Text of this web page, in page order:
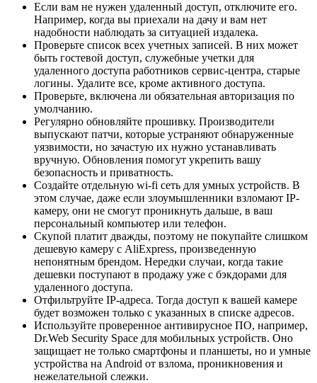
Если вам не нужен удаленный доступ, отключите его.
Например, когда вы приехали на дачу и вам нет
надобности наблюдать за ситуацией издалека.
Проверьте список всех учетных записей. В них может
быть гостевой доступ, служебные учетки для
удаленного доступа работников сервис-центра, старые
логины. Удалите все, кроме активного доступа.
Проверьте, включена ли обязательная авторизация по
умолчанию.
Регулярно обновляйте прошивку. Производители
выпускают патчи, которые устраняют обнаруженные
уязвимости, но зачастую их нужно устанавливать
вручную. Обновления помогут укрепить вашу
безопасность и приватность.
Создайте отдельную wi-fi сеть для умных устройств. В
этом случае, даже если злоумышленники взломают IP-
камеру, они не смогут проникнуть дальше, в ваш
персональный компьютер или телефон.
Скупой платит дважды, поэтому не покупайте слишком
дешевую камеру с AliExpress, произведенную
непонятным брендом. Нередки случаи, когда такие
дешевки поступают в продажу уже с бэкдорами для
удаленного доступа.
Отфильтруйте IP-адреса. Тогда доступ к вашей камере
будет возможен только с указанных в списке адресов.
Используйте проверенное антивирусное ПО, например,
Dr.Web Security Space для мобильных устройств. Оно
защищает не только смартфоны и планшеты, но и умные
устройства на Android от взлома, проникновения и
нежелательной слежки.